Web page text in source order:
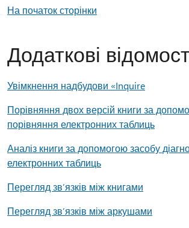
На початок сторінки
Додаткові
Увімкнення надбудови «Inquire
Порівняння двох версій книги за
порівняння електронних таблиць
Аналіз книги за допомогою засобу
електронних таблиць
Перегляд зв’язків між книгами
Перегляд зв’язків між аркушами